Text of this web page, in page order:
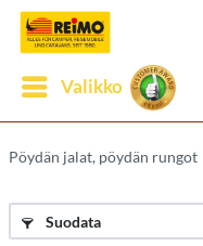
Valikko
Pöydän jalat, pöydän rungot
Suodata